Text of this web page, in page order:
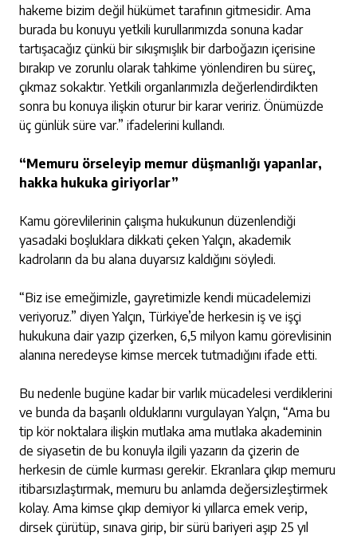
hakeme bizim değil hükümet tarafının gitmesidir. Ama
burada bu konuyu yetkili kurullarımızda sonuna kadar
tartışacağız çünkü bir sıkışmışlık bir darboğazın içerisine
bırakıp ve zorunlu olarak tahkime yönlendiren bu süreç,
çıkmaz sokaktır. Yetkili organlarımızla değerlendirdikten
sonra bu konuya ilişkin oturur bir karar veririz. Önümüzde
üç günlük süre var.” ifadelerini kullandı.
“Memuru örseleyip memur düşmanlığı yapanlar,
hakka hukuka giriyorlar”
Kamu görevlilerinin çalışma hukukunun düzenlendiği
yasadaki boşluklara dikkati çeken Yalçın, akademik
kadroların da bu alana duyarsız kaldığını söyledi.
“Biz ise emeğimizle, gayretimizle kendi mücadelemizi
veriyoruz.” diyen Yalçın, Türkiye’de herkesin iş ve işçi
hukukuna dair yazıp çizerken, 6,5 milyon kamu görevlisinin
alanına neredeyse kimse mercek tutmadığını ifade etti.
Bu nedenle bugüne kadar bir varlık mücadelesi verdiklerini
ve bunda da başarılı olduklarını vurgulayan Yalçın, “Ama bu
tip kör noktalara ilişkin mutlaka ama mutlaka akademinin
de siyasetin de bu konuyla ilgili yazarın da çizerin de
herkesin de cümle kurması gerekir. Ekranlara çıkıp memuru
itibarsızlaştırmak, memuru bu anlamda değersizleştirmek
kolay. Ama kimse çıkıp demiyor ki yıllarca emek verip,
dirsek çürütüp, sınava girip, bir sürü bariyeri aşıp 25 yıl